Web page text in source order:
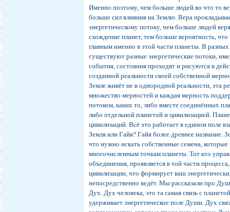
Именно поэтому, чем больше людей во что то
больше сил влияния на Землю. Вера
энергетическому потоку, чем больше людей
схождение планет, тем больше вероятность, что
главным именно в этой части планеты. В
существуют разные энергетические потоки,
события, состояния проходят и рисуются в
созданной реальности своей собственной
Земле живёт не в однородной реальности, эта
множество мерностей и каждая мерность
потоком, каких то, либо вместе соединённых
либо отдельной планетой и цивилизацией.
цивилизаций. Всё это работает в едином поле
Земля или Гайя? Гайя более древнее название.
что нужно искать собственные семена,
многочисленным точкам планеты. Тот кто
объединения, проявляется в той части
цивилизации, что формирует ваш
непосредственно ведёт. Мы рассказали про
Дух. Дух человека, это та самая связь с
удерживает энергетическое поле Души. Дух